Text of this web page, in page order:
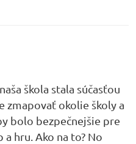
škola stala súčasťou
okolie školy a
bolo bezpečnejšie pre
hru. Ako na to? No